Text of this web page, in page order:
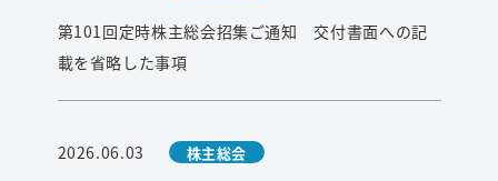
第101回定時株主総会招集ご通知 交付書面への記
載を省略した事項
2026.06.03 株主総会